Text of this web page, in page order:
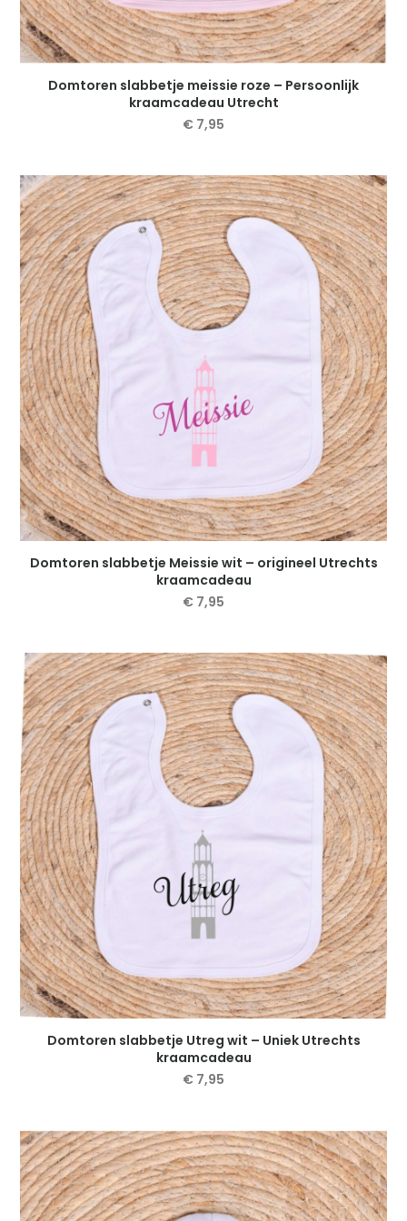
Domtoren slabbetje meissie roze – Persoonlijk
kraamcadeau Utrecht
€ 7,95
Domtoren slabbetje Meissie wit – origineel Utrechts
kraamcadeau
€ 7,95
Domtoren slabbetje Utreg wit – Uniek Utrechts
kraamcadeau
€ 7,95